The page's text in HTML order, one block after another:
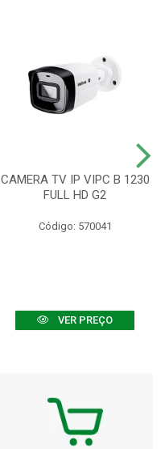
CAMERA TV IP VIPC B 1230
FULL HD G2
Código: 570041
VER PREÇO